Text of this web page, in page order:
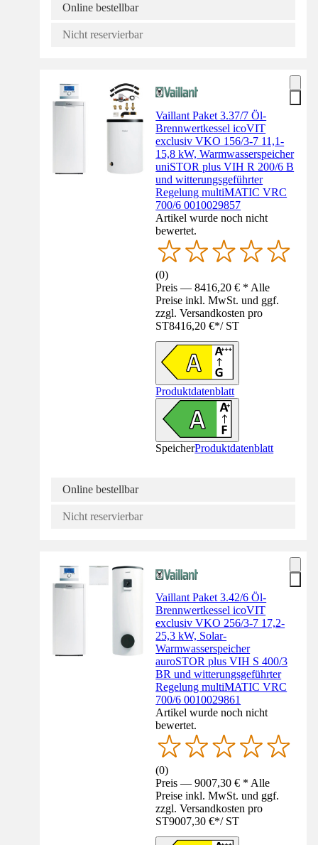
Online bestellbar
Nicht reservierbar
Vaillant Paket 3.37/7 Öl-
Brennwertkessel icoVIT
exclusiv VKO 156/3-7 11,1-
15,8 kW, Warmwasserspeicher
uniSTOR plus VIH R 200/6 B
und witterungsgeführter
Regelung multiMATIC VRC
700/6 0010029857
Artikel wurde noch nicht
bewertet.
(0)
Preis — 8416,20 € * Alle
Preise inkl. MwSt. und ggf.
zzgl. Versandkosten pro
ST8416,20 €*/ ST
Produktdatenblatt
SpeicherProduktdatenblatt
Online bestellbar
Nicht reservierbar
Vaillant Paket 3.42/6 Öl-
Brennwertkessel icoVIT
exclusiv VKO 256/3-7 17,2-
25,3 kW, Solar-
Warmwasserspeicher
auroSTOR plus VIH S 400/3
BR und witterungsgeführter
Regelung multiMATIC VRC
700/6 0010029861
Artikel wurde noch nicht
bewertet.
(0)
Preis — 9007,30 € * Alle
Preise inkl. MwSt. und ggf.
zzgl. Versandkosten pro
ST9007,30 €*/ ST